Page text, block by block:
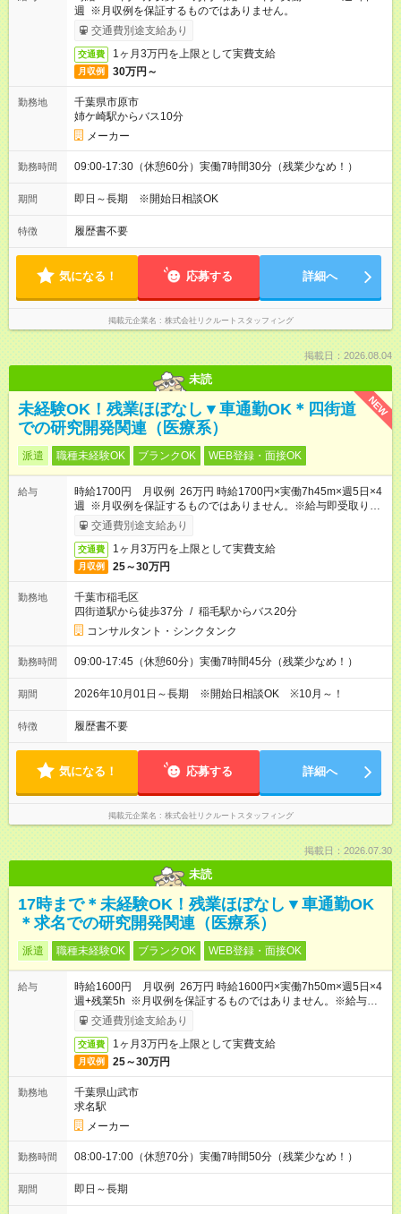
週 ※月収例を保証するものではありません。
交通費別途支給あり
交通費 1ヶ月3万円を上限として実費支給
月収例 30万円～
勤務地
千葉県市原市
姉ケ崎駅からバス10分
メーカー
勤務時間 09:00-17:30（休憩60分）実働7時間30分（残業少なめ！）
期間 即日～長期 ※開始日相談OK
特徴 履歴書不要
気になる！ 応募する 詳細へ
掲載元企業名 株式会社リクルートスタッフィング
掲載日：2026.08.04
未読
NEW
未経験OK！残業ほぼなし▼車通勤OK＊四街道
での研究開発関連（医療系）
派遣 職種未経験OK ブランクOK WEB登録・面接OK
給与
時給1700円 月収例 26万円 時給1700円×実働7h45m×週5日×4
週 ※月収例を保証するものではありません。※給与即受取りサ
ービス利用可（利用条件有）
交通費別途支給あり
交通費 1ヶ月3万円を上限として実費支給
月収例 25～30万円
勤務地
千葉市稲毛区
四街道駅から徒歩37分 / 稲毛駅からバス20分
コンサルタント・シンクタンク
勤務時間 09:00-17:45（休憩60分）実働7時間45分（残業少なめ！）
期間 2026年10月01日～長期 ※開始日相談OK ※10月～！
特徴 履歴書不要
気になる！ 応募する 詳細へ
掲載元企業名 株式会社リクルートスタッフィング
掲載日：2026.07.30
未読
17時まで＊未経験OK！残業ほぼなし▼車通勤OK
＊求名での研究開発関連（医療系）
派遣 職種未経験OK ブランクOK WEB登録・面接OK
給与
時給1600円 月収例 26万円 時給1600円×実働7h50m×週5日×4
週+残業5h ※月収例を保証するものではありません。※給与即受
取りサービス利用可（利用条件有）
交通費別途支給あり
交通費 1ヶ月3万円を上限として実費支給
月収例 25～30万円
勤務地
千葉県山武市
求名駅
メーカー
勤務時間 08:00-17:00（休憩70分）実働7時間50分（残業少なめ！）
期間 即日～長期